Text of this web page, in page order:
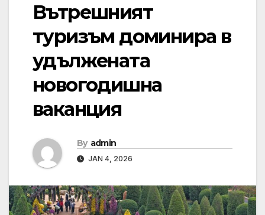
Вътрешният
туризъм доминира в
удължената
новогодишна
ваканция
By admin
JAN 4, 2026